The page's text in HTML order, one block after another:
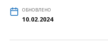
ОБНОВЛЕНО
10.02.2024